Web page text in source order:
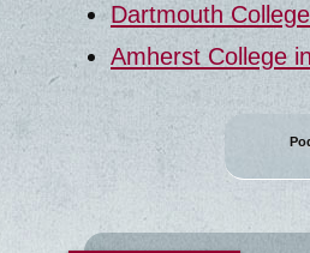
Dartmouth
Amherst College